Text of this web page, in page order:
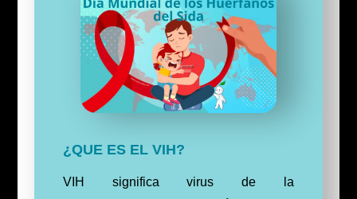
¿QUE ES EL VIH?
VIH significa virus de la